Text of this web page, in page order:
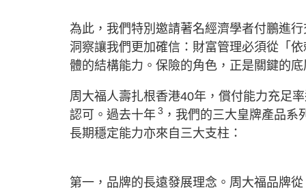
為此，我們特別邀請著名經濟學者付鵬進
洞察讓我們更加確信：財富管理必須從「
體的結構能力。保險的角色，正是關鍵的
周大福人壽扎根香港40年，償付能力充足
認可。過去十年3 ，我們的三大皇牌產品系
長期穩定能力亦來自三大支柱：
第一，品牌的長遠發展理念。周大福品牌